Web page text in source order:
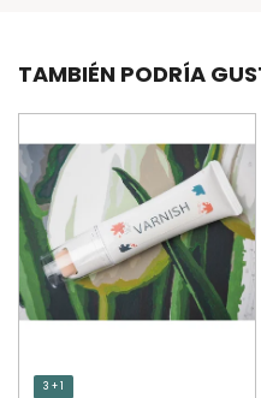
TAMBIÉN PODRÍA
3 + 1